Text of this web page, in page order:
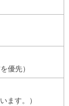
優先）
ます。）